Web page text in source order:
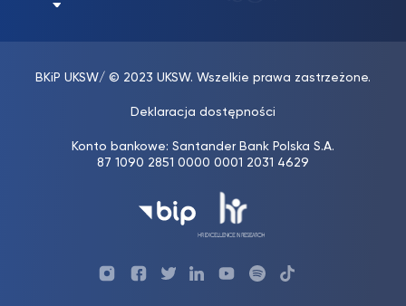
BKiP UKSW/ © 2023 UKSW. Wszelkie prawa zastrzeżone.
Deklaracja dostępności
Konto bankowe: Santander Bank Polska S.A.
87 1090 2851 0000 0001 2031 4629
Profil ProfilProfilProfil UKSWProfilUKSW